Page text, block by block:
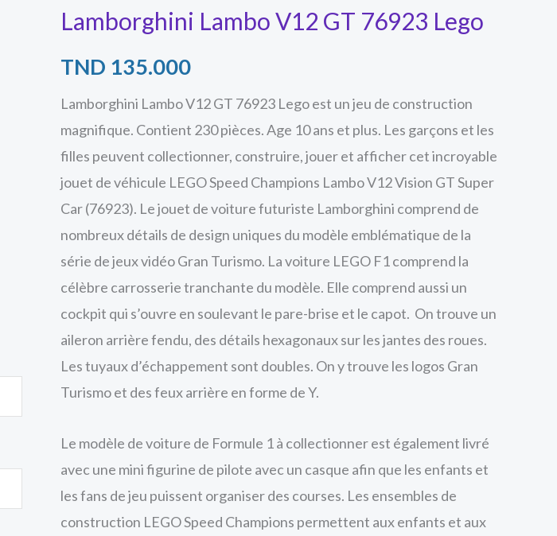
Lamborghini Lambo V12 GT 76923 Lego
TND 135.000
Lamborghini Lambo V12 GT 76923 Lego est un jeu de construction
magnifique. Contient 230 pièces. Age 10 ans et plus. Les garçons et les
filles peuvent collectionner, construire, jouer et afficher cet incroyable
jouet de véhicule LEGO Speed Champions Lambo V12 Vision GT Super
Car (76923). Le jouet de voiture futuriste Lamborghini comprend de
nombreux détails de design uniques du modèle emblématique de la
série de jeux vidéo Gran Turismo. La voiture LEGO F1 comprend la
célèbre carrosserie tranchante du modèle. Elle comprend aussi un
cockpit qui s’ouvre en soulevant le pare-brise et le capot. On trouve un
aileron arrière fendu, des détails hexagonaux sur les jantes des roues.
Les tuyaux d’échappement sont doubles. On y trouve les logos Gran
Turismo et des feux arrière en forme de Y.
Le modèle de voiture de Formule 1 à collectionner est également livré
avec une mini figurine de pilote avec un casque afin que les enfants et
les fans de jeu puissent organiser des courses. Les ensembles de
construction LEGO Speed Champions permettent aux enfants et aux